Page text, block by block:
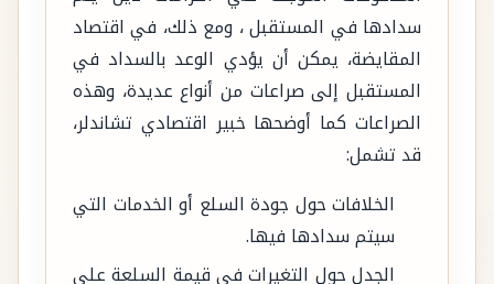
سدادها في المستقبل ، ومع ذلك، في اقتصاد
المقايضة، يمكن أن يؤدي الوعد بالسداد في
المستقبل إلى صراعات من أنواع عديدة، وهذه
الصراعات كما أوضحها خبير اقتصادي تشاندلر،
قد تشمل:
الخلافات حول جودة السلع أو الخدمات التي
سيتم سدادها فيها.
الجدل حول التغيرات في قيمة السلعة على